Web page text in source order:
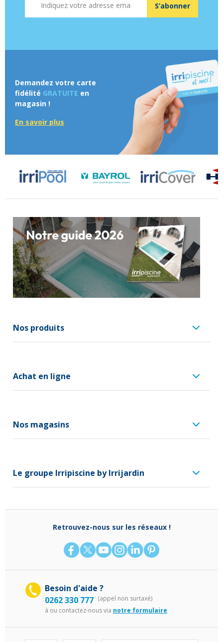
S’abonner
Demandez votre carte
fidélité GRATUITE en
magasin !
En savoir plus
Nos produits
Achat en ligne
Nos magasins
Le groupe Irripiscine by Irrijardin
Retrouvez-nous sur les réseaux !
Besoin d'aide ?
0262 330 777 (appel non surtaxé)
à ou contactez-nous via notre formulaire